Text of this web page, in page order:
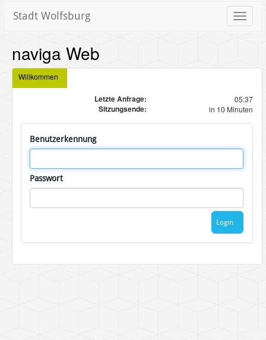
Toggle
Stadt Wolfsburg
naviga Web
Willkommen
Letzte Anfrage: 05:37
Sitzungsende: in 10 Minuten
Benutzerkennung
Passwort